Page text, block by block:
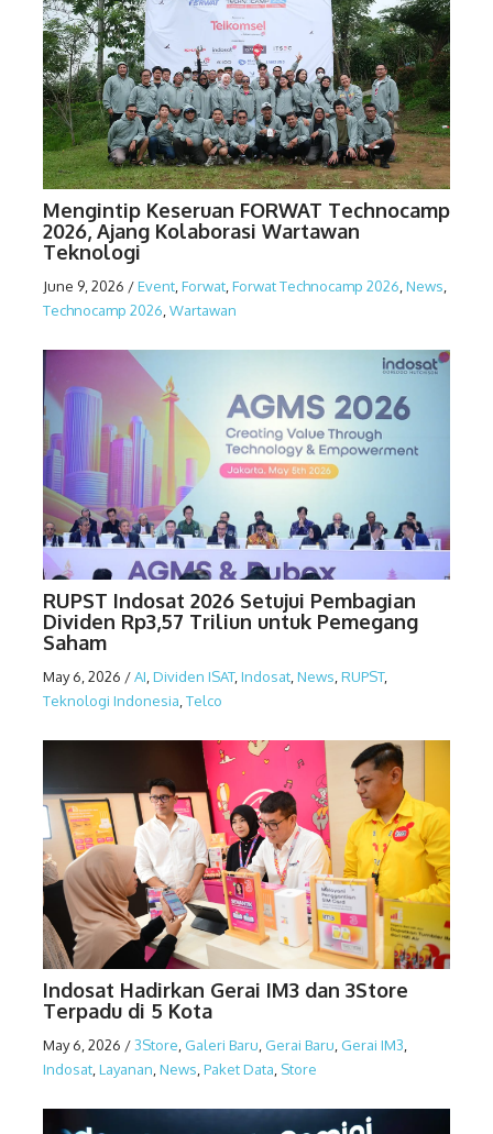
Mengintip Keseruan FORWAT Technocamp
2026, Ajang Kolaborasi Wartawan
Teknologi
June 9, 2026 /Event,Forwat,Forwat Technocamp 2026,News,
Technocamp 2026,Wartawan
RUPST Indosat 2026 Setujui Pembagian
Dividen Rp3,57 Triliun untuk Pemegang
Saham
May 6, 2026 /AI Dividen ISAT, Indosat News RUPST,
Teknologi Indonesia Telco
Indosat Hadirkan Gerai IM3 dan 3Store
Terpadu di 5 Kota
May 6, 2026 /3Store Galeri Baru Gerai Baru Gerai IM3
Indosat Layanan News Paket Data Store